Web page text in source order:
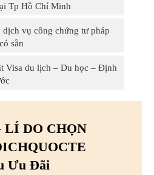
Tp Hồ Chí Minh
dịch vụ công chứng tư pháp
sẵn
Visa du lịch – Du học – Định
LÍ DO CHỌN
Ưu Đãi